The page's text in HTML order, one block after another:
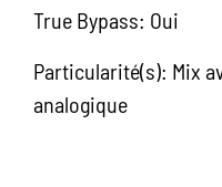
True Bypass: Oui
Particularité(s): Mix
analogique